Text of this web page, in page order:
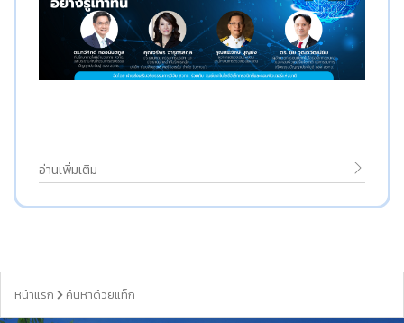
อ่านเพิ่มเติม
หน้าแรก ค้นหาด้วยแท็ก